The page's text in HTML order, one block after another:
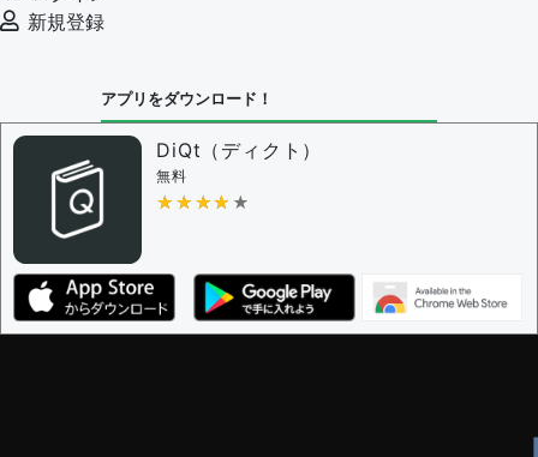
審査に対する投票権限を持つユーザー -
決定に必要な投票数 -
問題の編集権限を持つユーザー -すべてのユーザー
審査に対する投票権限を持つユーザー -
決定に必要な投票数 -
編集ガイドライン
新規登録
アプリをダウンロード！
DiQt（ディクト）
無料
★★★★★
★★★★★